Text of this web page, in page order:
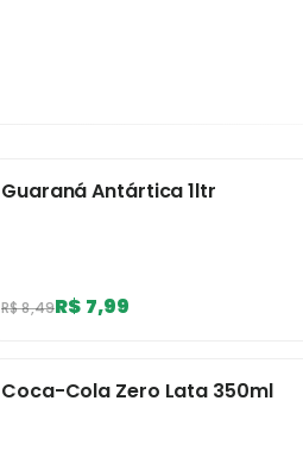
Guaraná Antártica 1ltr
R$ 8,49R$ 7,99
Coca-Cola Zero Lata 350ml